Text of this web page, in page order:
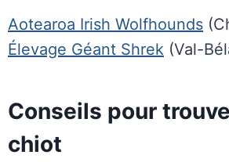
Aotearoa Irish Wolfhounds
Élevage Géant Shrek (Val-
Conseils pour
chiot